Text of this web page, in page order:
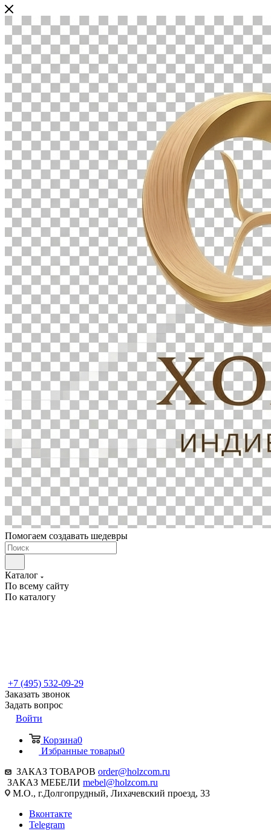
Помогаем создавать шедевры
Каталог
По всему сайту
По каталогу
+7 (495) 532-09-29
Заказать звонок
Задать вопрос
Войти
Корзина0
Избранные товары0
ЗАКАЗ ТОВАРОВ order@holzcom.ru
ЗАКАЗ МЕБЕЛИ mebel@holzcom.ru
М.О., г.Долгопрудный, Лихачевский проезд, 33
Вконтакте
Telegram